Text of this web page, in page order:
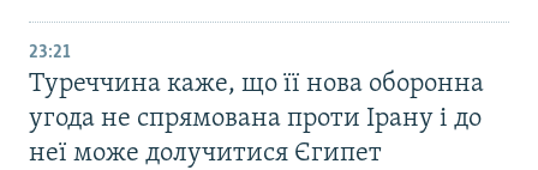
23:21
Туреччина каже, що її нова оборонна
угода не спрямована проти Ірану і до
неї може долучитися Єгипет